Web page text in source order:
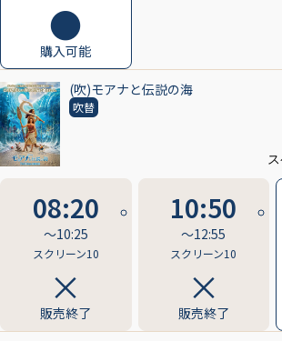
購入可能
(吹)モアナと伝説の海
吹替
08:20
〜10:25
スクリーン10
販売終了
10:50
〜12:55
スクリーン10
販売終了